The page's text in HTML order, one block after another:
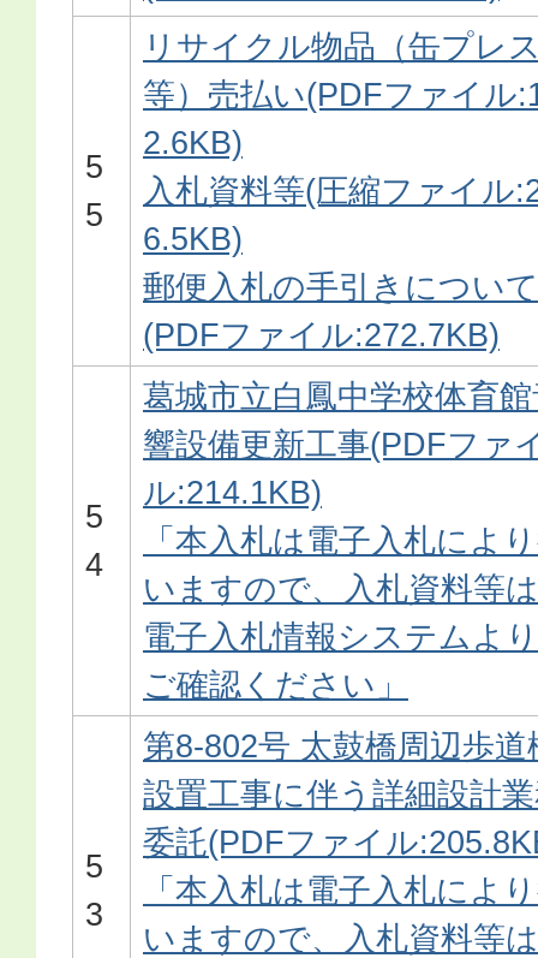
5
5
リサイクル物品（缶プレ
等）売払い(PDFファイル
2.6KB)
入札資料等(圧縮ファイル
6.5KB)
郵便入札の手引きについて
(PDFファイル:272.7KB)
5
4
葛城市立白鳳中学校体育
響設備更新工事(PDFファ
ル:214.1KB)
「本入札は電子入札によ
いますので、入札資料等は
電子入札情報システムより
ご確認ください」
5
3
第8-802号 太鼓橋周辺歩道
設置工事に伴う詳細設計
委託(PDFファイル
「本入札は電子入札によ
いますので、入札資料等は